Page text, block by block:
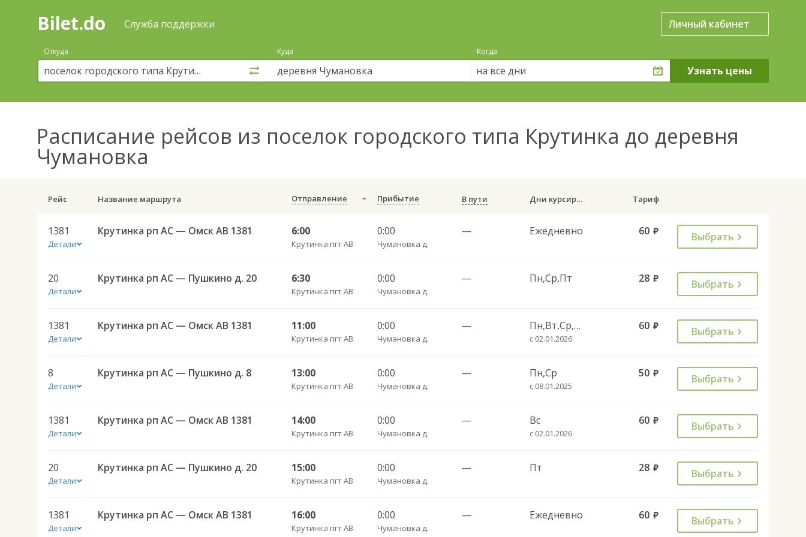
Поиск
покупка
билетов
автобус
онлайн
Bilet.do Служба поддержки Личный кабинет
Откуда Куда Когда
на все дни
Расписание рейсов из поселок городского типа Крутинка до деревня
Чумановка
Рейс Название маршрута Отправление Прибытие В пути Дни курсирования Тариф
1381
Детали
Крутинка рп АС — Омск АВ 1381 6:00
Крутинка пгт АВ
0:00
Чумановка д.
— Ежедневно 60 руб. Выбрать
20
Детали
Крутинка рп АС — Пушкино д. 20 6:30
Крутинка пгт АВ
0:00
Чумановка д.
— Пн,Ср,Пт 28 руб. Выбрать
1381
Детали
Крутинка рп АС — Омск АВ 1381 11:00
Крутинка пгт АВ
0:00
Чумановка д.
— Пн,Вт,Ср,Чт,Пт,Сб
с 02.01.2026
60 руб. Выбрать
8
Детали
Крутинка рп АС — Пушкино д. 8 13:00
Крутинка пгт АВ
0:00
Чумановка д.
— Пн,Ср
с 08.01.2025
50 руб. Выбрать
1381
Детали
Крутинка рп АС — Омск АВ 1381 14:00
Крутинка пгт АВ
0:00
Чумановка д.
— Вс
с 02.01.2026
60 руб. Выбрать
20
Детали
Крутинка рп АС — Пушкино д. 20 15:00
Крутинка пгт АВ
0:00
Чумановка д.
— Пт 28 руб. Выбрать
1381
Детали
Крутинка рп АС — Омск АВ 1381 16:00
Крутинка пгт АВ
0:00
Чумановка д.
— Ежедневно 60 руб. Выбрать